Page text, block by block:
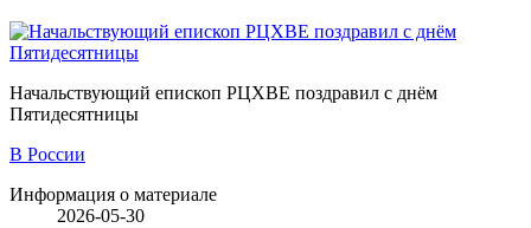
Начальствующий епископ РЦХВЕ поздравил с днём
Пятидесятницы
В России
Информация о материале
2026-05-30